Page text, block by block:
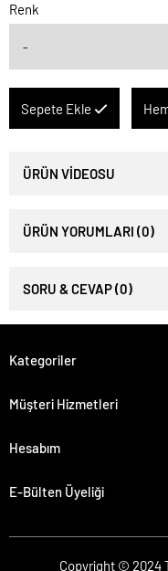
Renk
Sepete Ekle
ÜRÜN VİDEOSU
ÜRÜN YORUMLARI (0)
SORU & CEVAP (0)
Kategoriler
Müşteri Hizmetleri
Hesabım
E-Bülten Üyeliği
Copyright © 2024